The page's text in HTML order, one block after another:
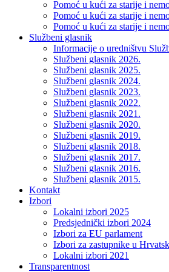
Pomoć u kući za starije i
Pomoć u kući za starije i
Pomoć u kući za starije i
Službeni glasnik
Informacije o uredništvu
Službeni glasnik 2026.
Službeni glasnik 2025.
Službeni glasnik 2024.
Službeni glasnik 2023.
Službeni glasnik 2022.
Službeni glasnik 2021.
Službeni glasnik 2020.
Službeni glasnik 2019.
Službeni glasnik 2018.
Službeni glasnik 2017.
Službeni glasnik 2016.
Službeni glasnik 2015.
Kontakt
Izbori
Lokalni izbori 2025
Predsjednički izbori 2024
Izbori za EU parlament
Izbori za zastupnike u
Lokalni izbori 2021
Transparentnost